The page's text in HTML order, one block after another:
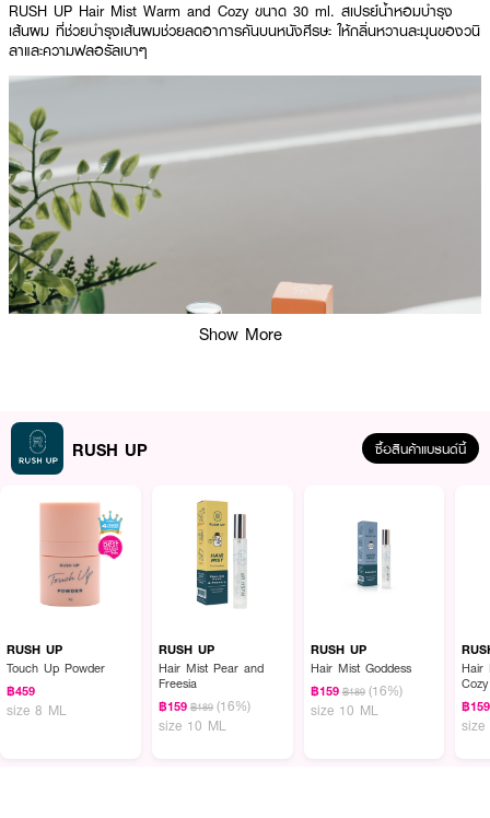
RUSH UP Hair Mist Warm and Cozy ขนาด 30 ml. สเปรย์น้ำหอมบำรุง
เส้นผม ที่ช่วยบำรุงเส้นผมช่วยลดอาการคันบนหนังศีรษะ ให้กลิ่นหวานละมุนของวนิ
ลาและความฟลอรัลเบาๆ
Show More
RUSH UP ซื้อสินค้าแบรนด์นี้
RUSH UP
Touch Up Powder
฿459
size 8 ML
RUSH UP
Hair Mist Pear and
Freesia
฿159 ฿189 (16%)
size 10 ML
RUSH UP
Hair Mist Goddess
฿159 ฿189 (16%)
size 10 ML
Hair
Cozy
฿159
size